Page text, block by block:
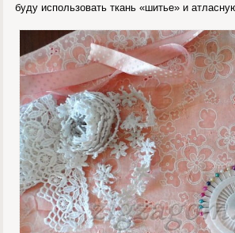
буду использовать ткань «шитье» и